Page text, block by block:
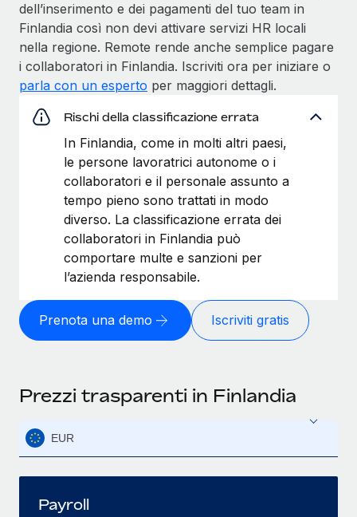
dell’inserimento e dei pagamenti del tuo team in
Finlandia così non devi attivare servizi HR locali
nella regione. Remote rende anche semplice pagare
i collaboratori in Finlandia. Iscriviti ora per iniziare o
parla con un esperto per maggiori dettagli.
Rischi della classificazione errata
In Finlandia, come in molti altri paesi,
le persone lavoratrici autonome o i
collaboratori e il personale assunto a
tempo pieno sono trattati in modo
diverso. La classificazione errata dei
collaboratori in Finlandia può
comportare multe e sanzioni per
l’azienda responsabile.
Prenota una demo Iscriviti gratis
Prezzi trasparenti in Finlandia
EUR
Payroll